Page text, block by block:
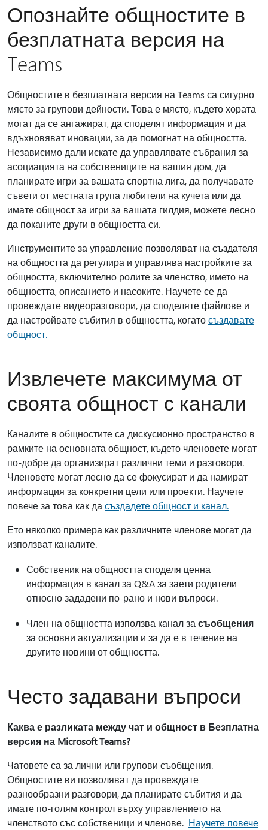
Опознайте общностите в
безплатната версия на
Teams
Общностите в безплатната версия на Teams са сигурно
място за групови дейности. Това е място, където хората
могат да се ангажират, да споделят информация и да
вдъхновяват иновации, за да помогнат на общността.
Независимо дали искате да управлявате събрания за
асоциацията на собствениците на вашия дом, да
планирате игри за вашата спортна лига, да получавате
съвети от местната група любители на кучета или да
имате общност за игри за вашата гилдия, можете лесно
да поканите други в общността си.
Инструментите за управление позволяват на създателя
на общността да регулира и управлява настройките за
общността, включително ролите за членство, името на
общността, описанието и насоките. Научете се да
провеждате видеоразговори, да споделяте файлове и
да настройвате събития в общността, когатосъздавате
общност.
Извлечете максимума от
своята общност с канали
Каналите в общностите са дискусионно пространство в
рамките на основната общност, където членовете могат
по-добре да организират различни теми и разговори.
Членовете могат лесно да се фокусират и да намират
информация за конкретни цели или проекти. Научете
повече за това как да създадете общност и канал.
Ето няколко примера как различните членове могат да
използват каналите.
Собственик на общността споделя ценна
информация в канал за Q&A за заети родители
относно зададени по-рано и нови въпроси.
Член на общността използва канал за съобщения
за основни актуализации и за да е в течение на
другите новини от общността.
Често задавани въпроси
Каква е разликата между чат и общност в Безплатна
версия на Microsoft Teams?
Чатовете са за лични или групови съобщения.
Общностите ви позволяват да провеждате
разнообразни разговори, да планирате събития и да
имате по-голям контрол върху управлението на
членството със собственици и членове. Научете повече